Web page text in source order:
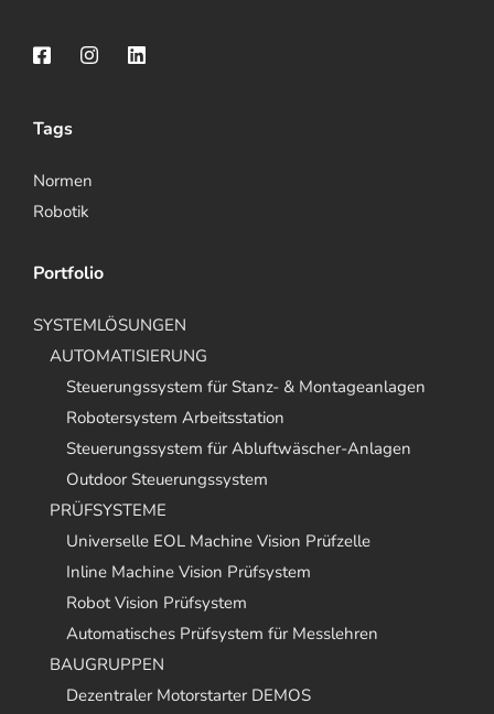
Tags
Normen
Robotik
Portfolio
SYSTEMLÖSUNGEN
AUTOMATISIERUNG
Steuerungssystem für Stanz- & Montageanlagen
Robotersystem Arbeitsstation
Steuerungssystem für Abluftwäscher-Anlagen
Outdoor Steuerungssystem
PRÜFSYSTEME
Universelle EOL Machine Vision Prüfzelle
Inline Machine Vision Prüfsystem
Robot Vision Prüfsystem
Automatisches Prüfsystem für Messlehren
BAUGRUPPEN
Dezentraler Motorstarter DEMOS